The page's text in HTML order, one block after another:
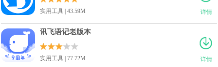
详情
实用工具 | 43.59M
详情
讯飞语记老版本
实用工具 | 77.72M